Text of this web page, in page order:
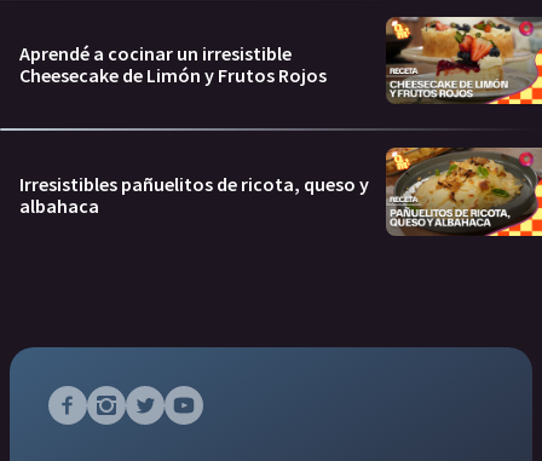
Aprendé a cocinar un irresistible
Cheesecake de Limón y Frutos Rojos
Irresistibles pañuelitos de ricota, queso y
albahaca